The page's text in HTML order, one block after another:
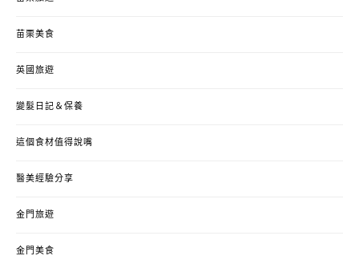
苗栗美食
英國旅遊
變髮日記＆保養
這個食材值得說嘴
醫美經驗分享
金門旅遊
金門美食